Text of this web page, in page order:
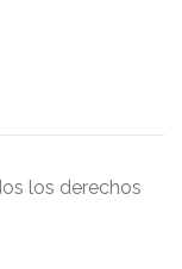
los derechos